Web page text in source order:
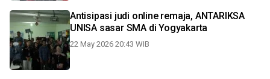
Antisipasi judi online remaja, ANTARIKSA
UNISA sasar SMA di Yogyakarta
22 May 2026 20:43 WIB